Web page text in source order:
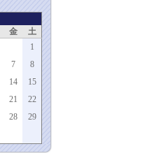
金
土
1
7
8
14
15
21
22
28
29